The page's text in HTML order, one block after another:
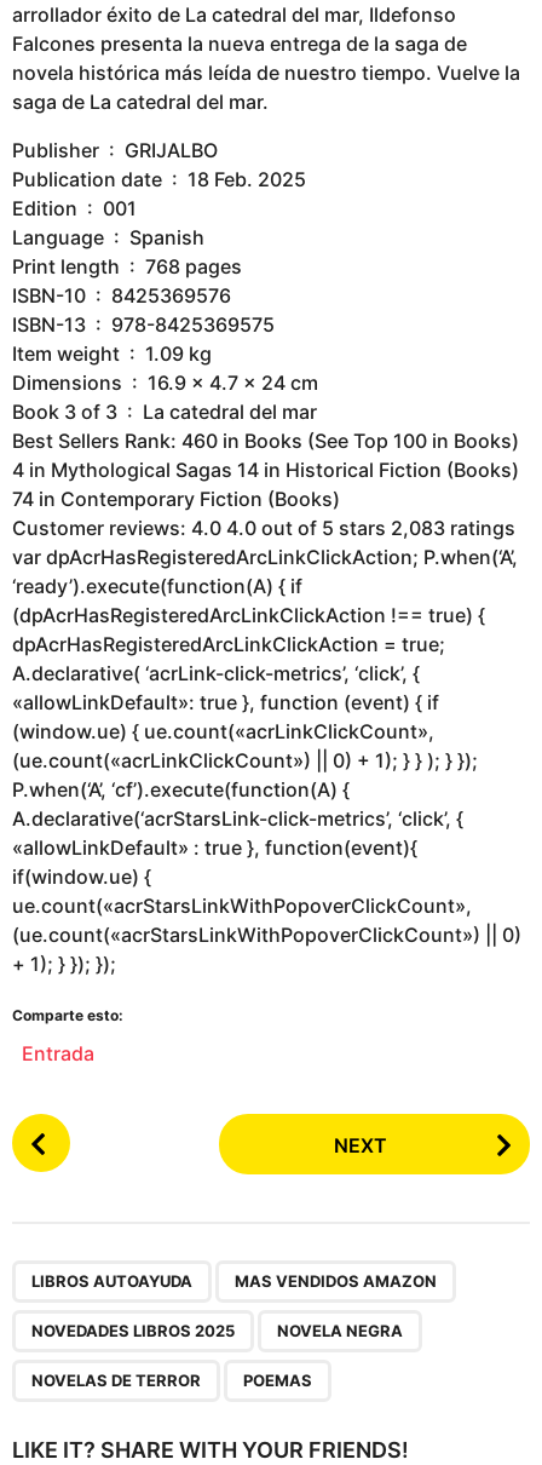
arrollador éxito de La catedral del mar, Ildefonso
Falcones presenta la nueva entrega de la saga de
novela histórica más leída de nuestro tiempo. Vuelve la
saga de La catedral del mar.
Publisher ‏ : ‎ GRIJALBO
Publication date ‏ : ‎ 18 Feb. 2025
Edition ‏ : ‎ 001
Language ‏ : ‎ Spanish
Print length ‏ : ‎ 768 pages
ISBN-10 ‏ : ‎ 8425369576
ISBN-13 ‏ : ‎ 978-8425369575
Item weight ‏ : ‎ 1.09 kg
Dimensions ‏ : ‎ 16.9 x 4.7 x 24 cm
Book 3 of 3 ‏ : ‎ La catedral del mar
Best Sellers Rank: 460 in Books (See Top 100 in Books)
4 in Mythological Sagas 14 in Historical Fiction (Books)
74 in Contemporary Fiction (Books)
Customer reviews: 4.0 4.0 out of 5 stars 2,083 ratings
var dpAcrHasRegisteredArcLinkClickAction; P.when(‘A’,
‘ready’).execute(function(A) { if
(dpAcrHasRegisteredArcLinkClickAction !== true) {
dpAcrHasRegisteredArcLinkClickAction = true;
A.declarative( ‘acrLink-click-metrics’, ‘click’, {
«allowLinkDefault»: true }, function (event) { if
(window.ue) { ue.count(«acrLinkClickCount»,
(ue.count(«acrLinkClickCount») || 0) + 1); } } ); } });
P.when(‘A’, ‘cf’).execute(function(A) {
A.declarative(‘acrStarsLink-click-metrics’, ‘click’, {
«allowLinkDefault» : true }, function(event){
if(window.ue) {
ue.count(«acrStarsLinkWithPopoverClickCount»,
(ue.count(«acrStarsLinkWithPopoverClickCount») || 0)
+ 1); } }); });
Comparte esto:
Entrada
P
o
t
NEXT
LIBROS AUTOAYUDA MAS VENDIDOS AMAZON
NOVEDADES LIBROS 2025 NOVELA NEGRA
NOVELAS DE TERROR POEMAS
LIKE IT? SHARE WITH YOUR FRIENDS!